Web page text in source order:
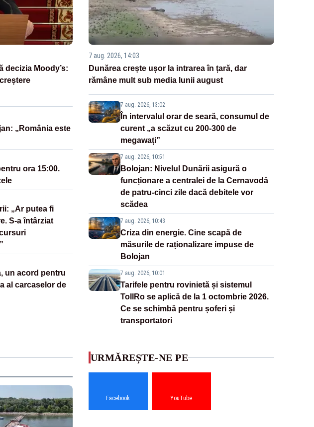
decizia Moody’s:
„România este
ora 15:00.
„Ar putea fi
S-a întârziat
un acord pentru
al carcaselor de
7 aug. 2026, 14:03
Dunărea crește ușor la intrarea în țară, dar
rămâne mult sub media lunii august
7 aug. 2026, 13:02
În intervalul orar de seară, consumul de
curent „a scăzut cu 200-300 de
megawați”
7 aug. 2026, 10:51
Bolojan: Nivelul Dunării asigură o
funcționare a centralei de la Cernavodă
de patru-cinci zile dacă debitele vor
scădea
7 aug. 2026, 10:43
Criza din energie. Cine scapă de
măsurile de raționalizare impuse de
Bolojan
7 aug. 2026, 10:01
Tarifele pentru rovinietă și sistemul
TollRo se aplică de la 1 octombrie 2026.
Ce se schimbă pentru șoferi și
transportatori
URMĂREȘTE-NE PE
Facebook YouTube